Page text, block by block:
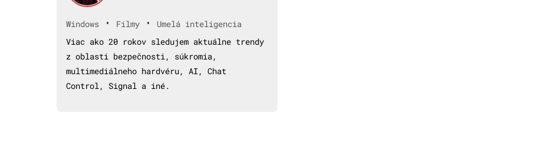
Windows • Filmy •
Umelá inteligencia
Viac ako 20 rokov sledujem aktuálne trendy
z oblasti bezpečnosti, súkromia,
multimediálneho hardvéru, AI, Chat
Control, Signal a iné.